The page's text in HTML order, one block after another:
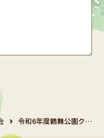
令和6年度鶴舞公園ク…